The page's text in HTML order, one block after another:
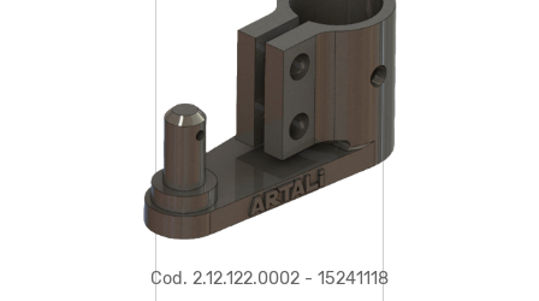
Cod. 2.12.122.0002 - 15241118